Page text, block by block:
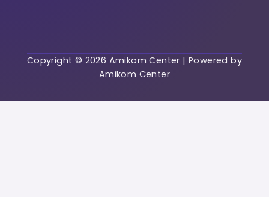
Copyright © 2026 Amikom Center | Powered by
Amikom Center